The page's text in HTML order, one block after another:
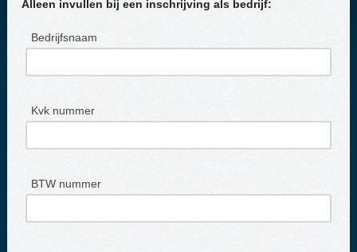
Alleen invullen bij een inschrijving als bedrijf:
Bedrijfsnaam
Kvk nummer
BTW nummer